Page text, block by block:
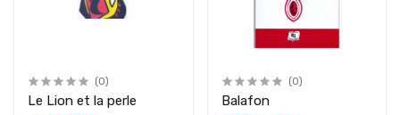
(0)
Le Lion et la perle
(0)
Balafon